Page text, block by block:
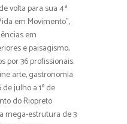
volta para sua 4ª
em Movimento”,
em
e paisagismo,
por 36 profissionais.
arte, gastronomia
julho a 1º de
do Riopreto
mega-estrutura de 3